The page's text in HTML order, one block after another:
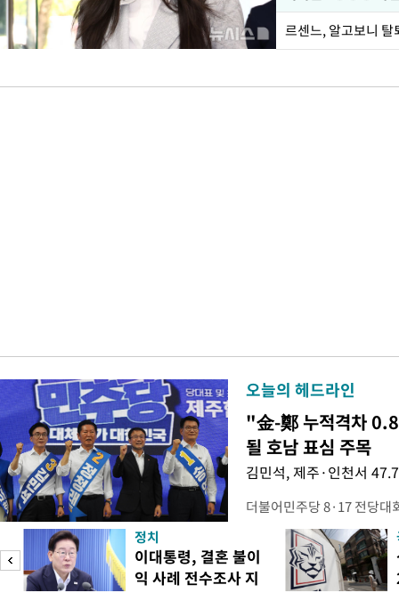
르센느, 알고보니 탈
오늘의 헤드라인
"金-鄭 누적격차
될 호남 표심 주목
김민석, 제주·인천서
더불어민주당 8·17 전당대
보가 8일 제주·인천 지역
다. 앞서 정청래 후보 우세
·울산·경남 경선에서 1승
제주·인천 경선에서 이기
정치
이대통령, 결혼 불이
익 사례 전수조사 지